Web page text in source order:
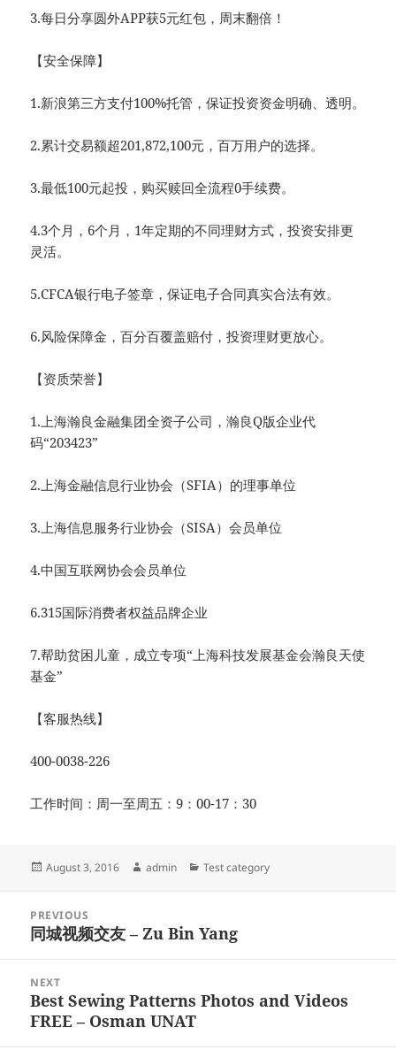
3.每日分享圆外APP获5元红包，周末翻倍！
【安全保障】
1.新浪第三方支付100%托管，保证投资资金明确、透明。
2.累计交易额超201,872,100元，百万用户的选择。
3.最低100元起投，购买赎回全流程0手续费。
4.3个月，6个月，1年定期的不同理财方式，投资安排更
灵活。
5.CFCA银行电子签章，保证电子合同真实合法有效。
6.风险保障金，百分百覆盖赔付，投资理财更放心。
【资质荣誉】
1.上海瀚良金融集团全资子公司，瀚良Q版企业代
码“203423”
2.上海金融信息行业协会（SFIA）的理事单位
3.上海信息服务行业协会（SISA）会员单位
4.中国互联网协会会员单位
6.315国际消费者权益品牌企业
7.帮助贫困儿童，成立专项“上海科技发展基金会瀚良天使
基金”
【客服热线】
400-0038-226
工作时间：周一至周五：9：00-17：30
Posted
August 3, 2016 Author
admin Categories
Test category
navigation
PREVIOUS
Previous
同城视频交友 – Zu Bin Yang
NEXT
Next
post:
Best Sewing Patterns Photos and Videos
FREE – Osman UNAT